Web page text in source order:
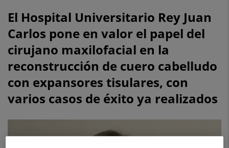
Hospital
Universitario
Rey
Juan
Carlos
pone
valor
el
papel
maxilofacial
El Hospital Universitario Rey Juan
Carlos pone en valor el papel del
cirujano maxilofacial en la
reconstrucción de cuero cabelludo
con expansores tisulares, con
varios casos de éxito ya realizados